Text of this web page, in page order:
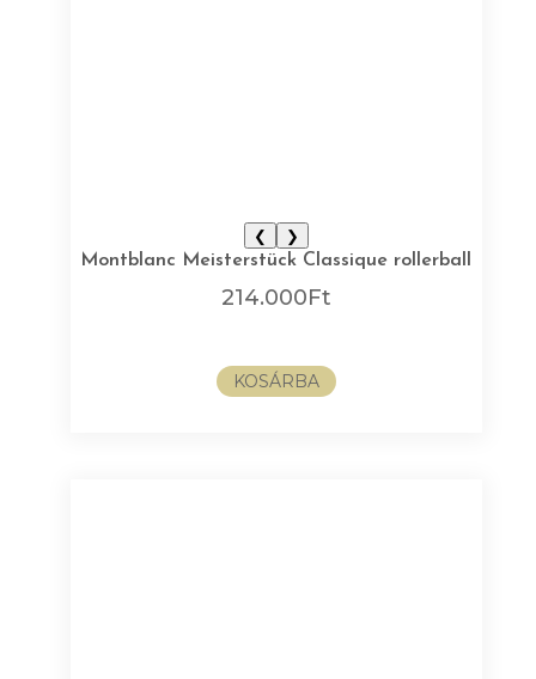
❮
❯
Montblanc Meisterstück Classique rollerball
214.000Ft
KOSÁRBA